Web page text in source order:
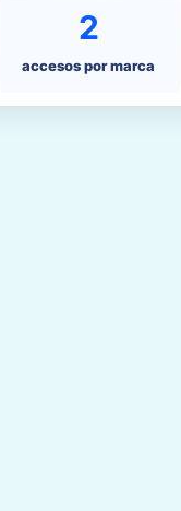
2
accesos por marca